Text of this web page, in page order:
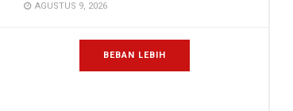
AGUSTUS 9, 2026
BEBAN LEBIH